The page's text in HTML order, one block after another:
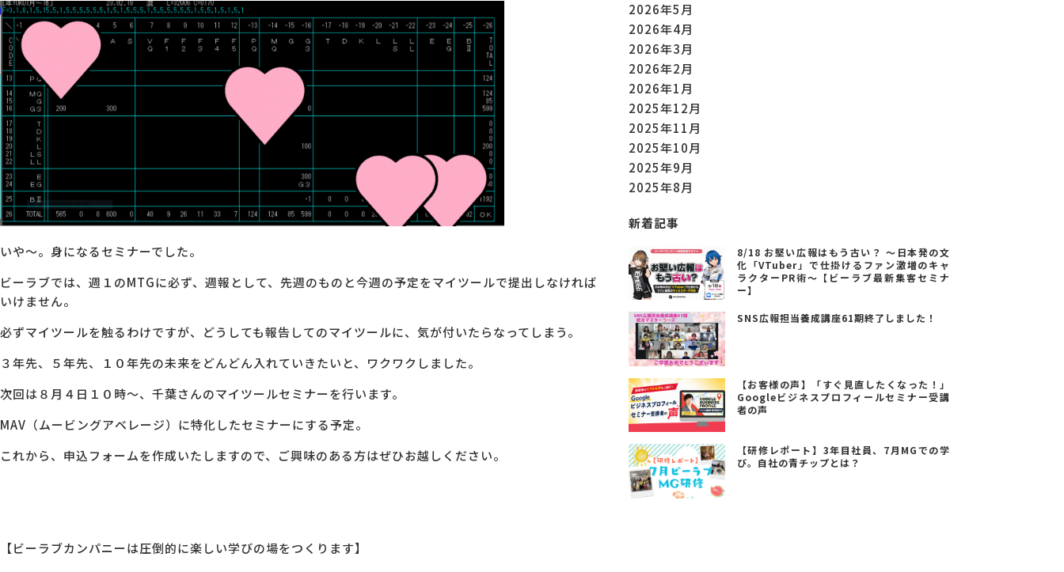
いや～。身になるセミナーでした。
ビーラブでは、週１のMTGに必ず、週報として、先週のものと今週の予定をマイツールで提出しなければ
いけません。
必ずマイツールを触るわけですが、どうしても報告してのマイツールに、気が付いたらなってしまう。
３年先、５年先、１０年先の未来をどんどん入れていきたいと、ワクワクしました。
次回は８月４日１０時～、千葉さんのマイツールセミナーを行います。
MAV（ムービングアベレージ）に特化したセミナーにする予定。
これから、申込フォームを作成いたしますので、ご興味のある方はぜひお越しください。
【ビーラブカンパニーは圧倒的に楽しい学びの場をつくります】
2026年5月
2026年4月
2026年3月
2026年2月
2026年1月
2025年12月
2025年11月
2025年10月
2025年9月
2025年8月
新着記事
8/18 お堅い広報はもう古い？ ～日本発の文
化「VTuber」で仕掛けるファン激増のキャ
ラクターPR術～【ビーラブ最新集客セミナ
ー】
SNS広報担当養成講座61期終了しました！
【お客様の声】「すぐ見直したくなった！」
Googleビジネスプロフィールセミナー受講
者の声
【研修レポート】3年目社員、7月MGでの学
び。自社の青チップとは？